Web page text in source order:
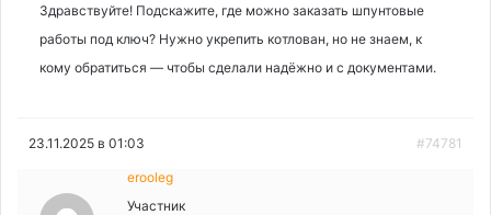
Здравствуйте! Подскажите, где можно заказать шпунтовые
работы под ключ? Нужно укрепить котлован, но не знаем, к
кому обратиться — чтобы сделали надёжно и с документами.
23.11.2025 в 01:03 #74781
erooleg
Участник